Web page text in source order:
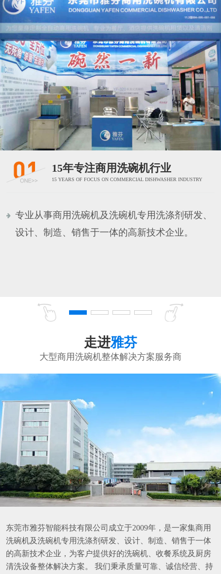
15年专注商用洗碗机行业
15 YEARS OF FOCUS ON COMMERCIAL DISHWASHER INDUSTRY
专业从事商用洗碗机及洗碗机专用洗涤剂研发、
设计、制造、销售于一体的高新技术企业。
走进雅芬
大型商用洗碗机整体解决方案服务商
东莞市雅芬智能科技有限公司成立于2009年，是一家集商用
洗碗机及洗碗机专用洗涤剂研发、设计、制造、销售于一体
的高新技术企业，为客户提供好的洗碗机、收餐系统及厨房
清洗设备整体解决方案。 我们秉承质量可靠、诚信经营、持